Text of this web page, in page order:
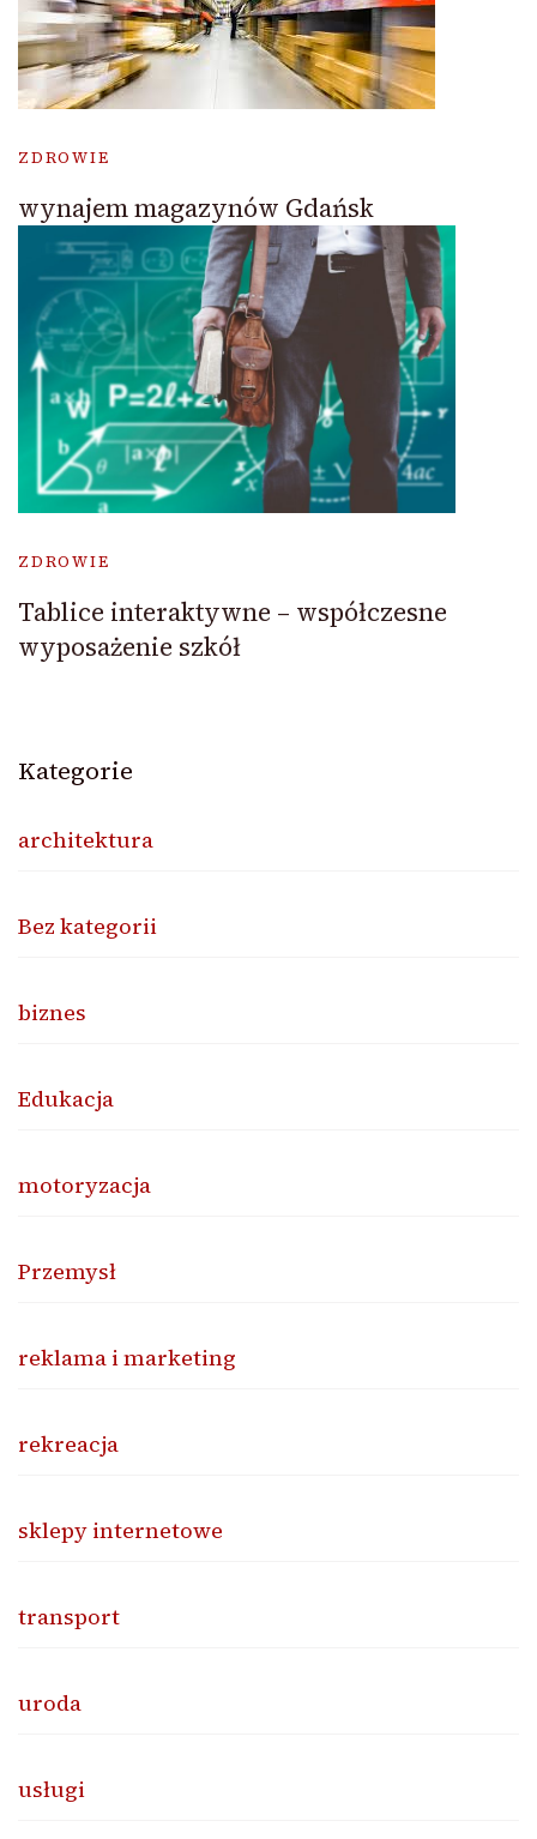
ZDROWIE
wynajem magazynów Gdańsk
ZDROWIE
Tablice interaktywne – współczesne
wyposażenie szkół
Kategorie
architektura
Bez kategorii
biznes
Edukacja
motoryzacja
Przemysł
reklama i marketing
rekreacja
sklepy internetowe
transport
uroda
usługi